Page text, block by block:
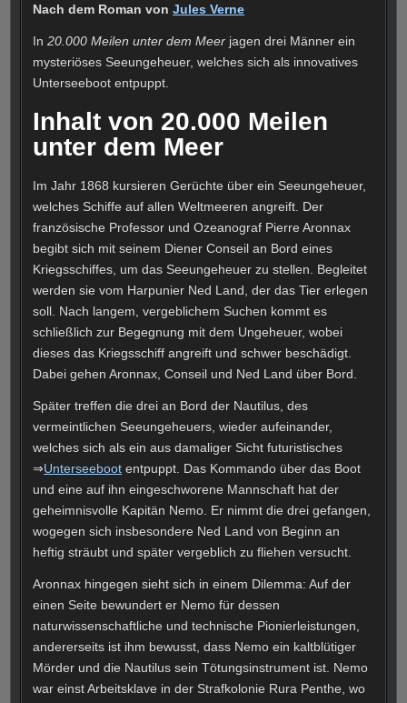
Nach dem Roman vonJules Verne
In20.000 Meilen unter dem Meer jagen drei Männer ein
mysteriöses Seeungeheuer, welches sich als innovatives
Unterseeboot entpuppt.
Inhalt von 20.000 Meilen
unter dem Meer
Im Jahr 1868 kursieren Gerüchte über ein Seeungeheuer,
welches Schiffe auf allen Weltmeeren angreift. Der
französische Professor und Ozeanograf Pierre Aronnax
begibt sich mit seinem Diener Conseil an Bord eines
Kriegsschiffes, um das Seeungeheuer zu stellen. Begleitet
werden sie vom Harpunier Ned Land, der das Tier erlegen
soll. Nach langem, vergeblichem Suchen kommt es
schließlich zur Begegnung mit dem Ungeheuer, wobei
dieses das Kriegsschiff angreift und schwer beschädigt.
Dabei gehen Aronnax, Conseil und Ned Land über Bord.
Später treffen die drei an Bord der Nautilus, des
vermeintlichen Seeungeheuers, wieder aufeinander,
welches sich als ein aus damaliger Sicht futuristisches
⇒Unterseeboot entpuppt. Das Kommando über das Boot
und eine auf ihn eingeschworene Mannschaft hat der
geheimnisvolle Kapitän Nemo. Er nimmt die drei gefangen,
wogegen sich insbesondere Ned Land von Beginn an
heftig sträubt und später vergeblich zu fliehen versucht.
Aronnax hingegen sieht sich in einem Dilemma: Auf der
einen Seite bewundert er Nemo für dessen
naturwissenschaftliche und technische Pionierleistungen,
andererseits ist ihm bewusst, dass Nemo ein kaltblütiger
Mörder und die Nautilus sein Tötungsinstrument ist. Nemo
war einst Arbeitsklave in der Strafkolonie Rura Penthe, wo